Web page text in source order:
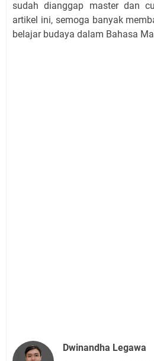
sudah dianggap master dan
artikel ini, semoga banyak
belajar budaya dalam Bahasa
Dwinandha Legawa